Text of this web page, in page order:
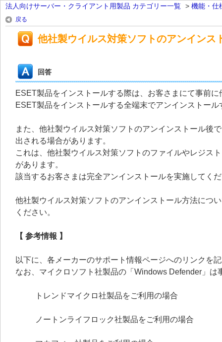
法人向けサーバー・クライアント用製品 カテゴリー一覧 > 機能・仕
戻る
他社製ウイルス対策ソフトのアンインス
回答
ESET製品をインストールする際は、お客さまにて事前
ESET製品をインストールする全端末でアンインストー
また、他社製ウイルス対策ソフトのアンインストール後
出される場合があります。
これは、他社製ウイルス対策ソフトのファイルやレジス
があります。
該当するお客さまは完全アンインストールを実施してく
他社製ウイルス対策ソフトのアンインストール方法につ
ください。
【 参考情報 】
以下に、各メーカーのサポート情報ページへのリンクを
なお、マイクロソフト社製品の「Windows Defender」
トレンドマイクロ社製品をご利用の場合
ノートンライフロック社製品をご利用の場合